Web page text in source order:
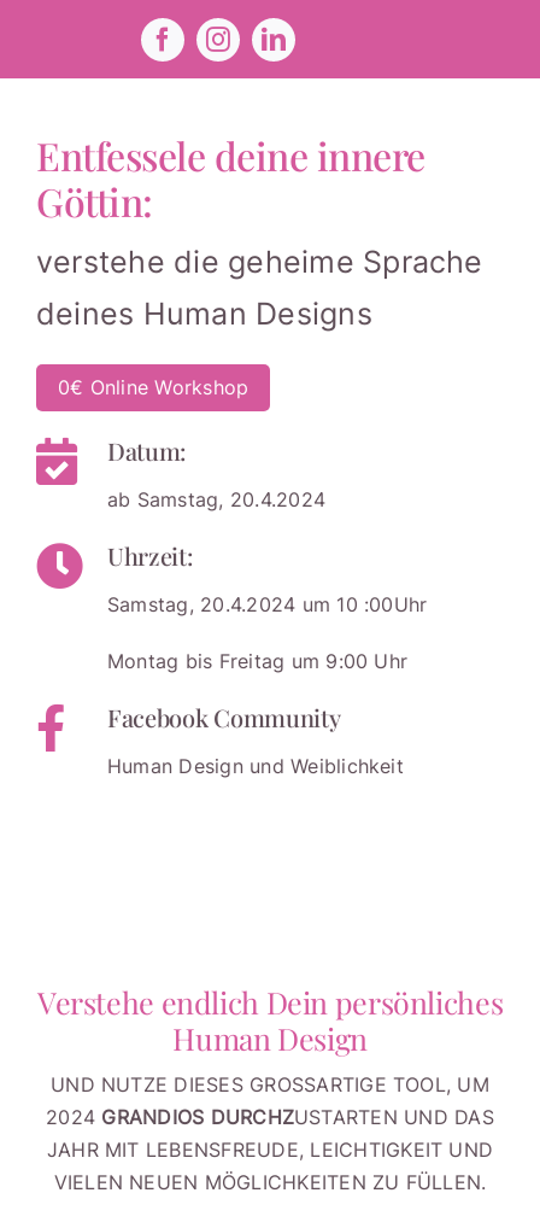
springen
Entfessele deine innere
Göttin:
verstehe die geheime Sprache
deines Human Designs
0€ Online Workshop
Datum:
ab Samstag, 20.4.2024
Uhrzeit:
Samstag, 20.4.2024 um 10 :00Uhr
Montag bis Freitag um 9:00 Uhr
Facebook Community
Human Design und Weiblichkeit
Verstehe endlich Dein persönliches
Human Design
UND NUTZE DIESES GROSSARTIGE TOOL, UM 2
024
GRANDIOS DURCHZUSTARTEN UND DAS
JAHR MIT LEBENSFREUDE, LEICHTIGKEIT UND
VIELEN NEUEN MÖGLICHKEITEN ZU FÜLLEN.